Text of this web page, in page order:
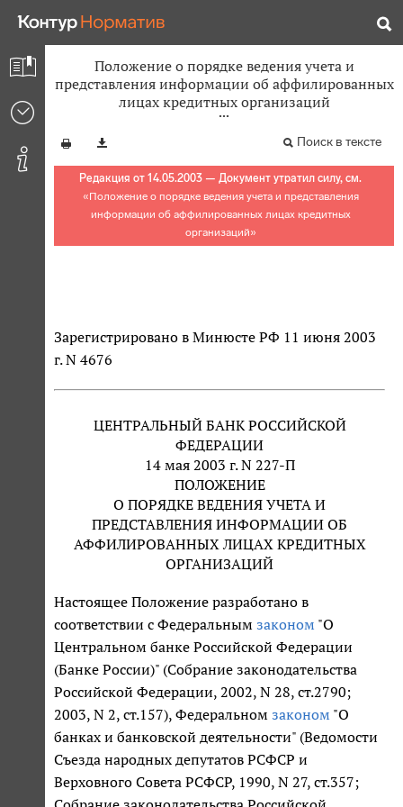
Положение о порядке ведения учета и
представления информации об аффилированных
лицах кредитных организаций
Поиск в тексте
Редакция от 14.05.2003 — Документ утратил силу, см.
«Положение о порядке ведения учета и представления
информации об аффилированных лицах кредитных
организаций»
Зарегистрировано в Минюсте РФ 11 июня 2003
г. N 4676
ЦЕНТРАЛЬНЫЙ БАНК РОССИЙСКОЙ
ФЕДЕРАЦИИ
14 мая 2003 г. N 227-П
ПОЛОЖЕНИЕ
О ПОРЯДКЕ ВЕДЕНИЯ УЧЕТА И
ПРЕДСТАВЛЕНИЯ ИНФОРМАЦИИ ОБ
АФФИЛИРОВАННЫХ ЛИЦАХ КРЕДИТНЫХ
ОРГАНИЗАЦИЙ
Настоящее Положение разработано в
соответствии с Федеральным законом "О
Центральном банке Российской Федерации
(Банке России)" (Собрание законодательства
Российской Федерации, 2002, N 28, ст.2790;
2003, N 2, ст.157), Федеральном законом "О
банках и банковской деятельности" (Ведомости
Съезда народных депутатов РСФСР и
Верховного Совета РСФСР, 1990, N 27, ст.357;